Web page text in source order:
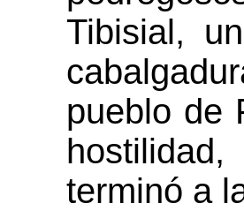
Tibisial,
pueblo de
terminó a